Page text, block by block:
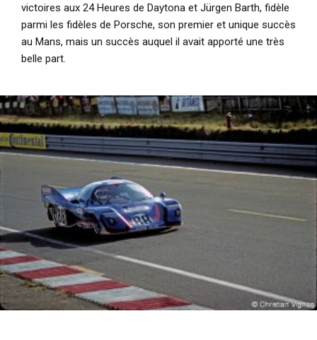
victoires aux 24 Heures de Daytona et Jürgen Barth, fidèle
parmi les fidèles de Porsche, son premier et unique succès
au Mans, mais un succès auquel il avait apporté une très
belle part.